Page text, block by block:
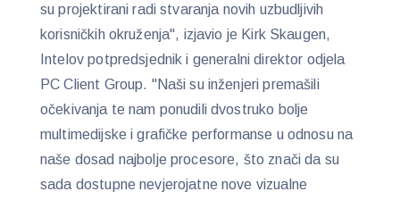
su projektirani radi stvaranja novih uzbudljivih
korisničkih okruženja", izjavio je Kirk Skaugen,
Intelov potpredsjednik i generalni direktor odjela
PC Client Group. "Naši su inženjeri premašili
očekivanja te nam ponudili dvostruko bolje
multimedijske i grafičke performanse u odnosu na
naše dosad najbolje procesore, što znači da su
sada dostupne nevjerojatne nove vizualne